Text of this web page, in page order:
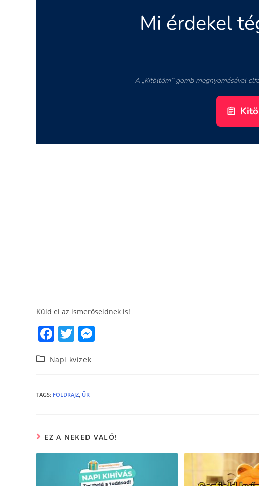
Küld el az ismerőseidnek is!
F
c
b
o
k
T
itt
er
Napi kvízek
TAGS: FÖLDRAJZ, ŰR
EZ A NEKED VALÓ!